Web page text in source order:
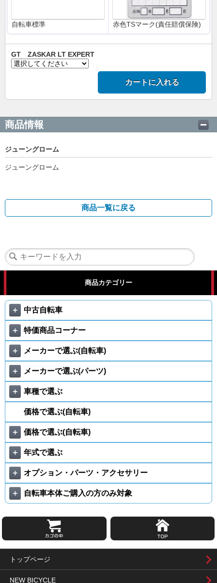
自転車標準 赤色TSマーク(責任賠償保険)
GT ZASKAR LT EXPERT
カートに入れる
商品情報
ジューングローム
ジューングローム
商品一覧に戻る
商品カテゴリー
＋ 中古自転車
＋ 特価商品コーナー
＋ メーカーで選ぶ(自転車)
＋ メーカーで選ぶ(パーツ)
＋ 車種で選ぶ
価格で選ぶ(自転車)
＋ 価格で選ぶ(自転車)
＋ 年式で選ぶ
＋ オプション・パーツ・アクセサリー
＋ 自転車本体ご購入の方のみ対象
トップページ
NEW BICYCLE